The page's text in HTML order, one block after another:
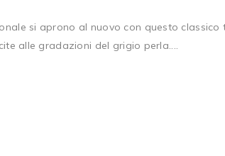
si aprono al nuovo con questo
alle gradazioni del grigio perla....